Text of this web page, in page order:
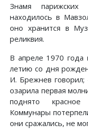
Знамя парижских
находилось в
оно хранится в
реликвия.
В апреле 1970 года
летию со дня
И. Брежнев
озарила первая
поднято
Коммунары
они сражались, не